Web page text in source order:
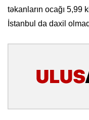
təkanların ocağı 5,99
İstanbul da daxil